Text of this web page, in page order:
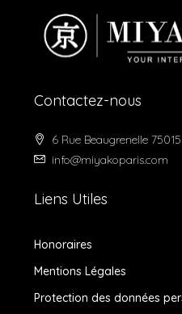
Contactez-nous
6 Rue Beaugrenelle
info@miyakoparis.com
Liens Utiles
Honoraires
Mentions Légales
Protection des données